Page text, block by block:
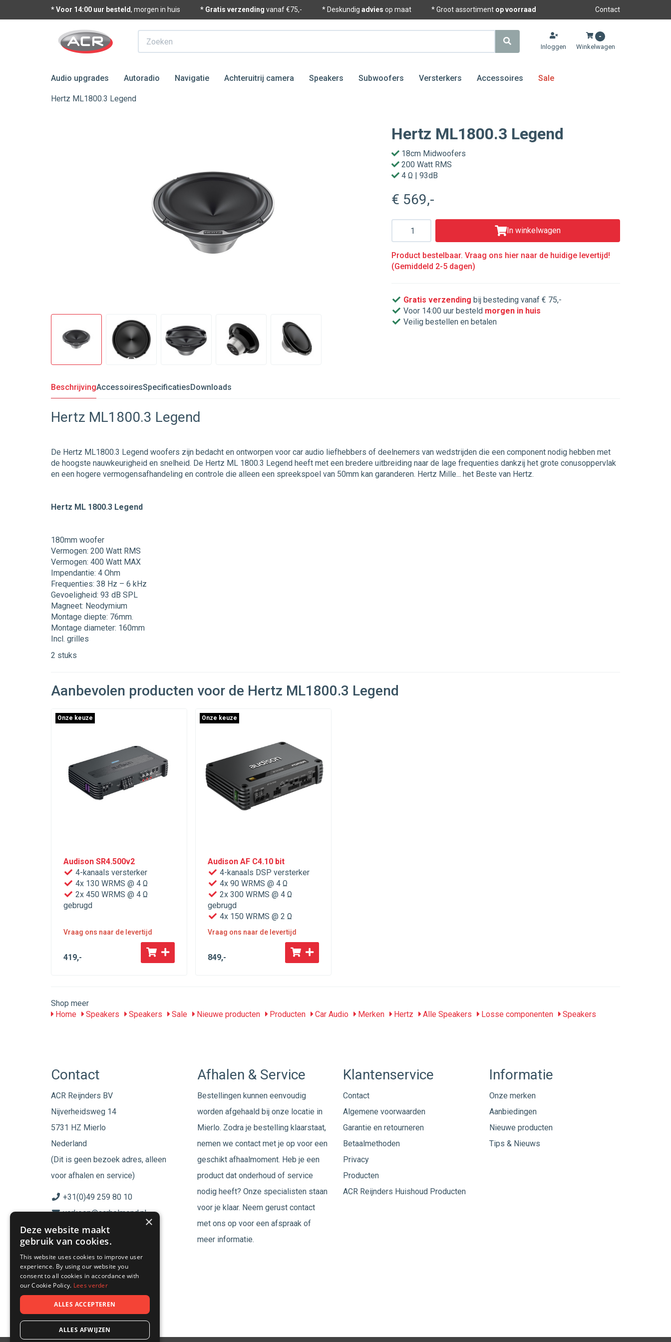
* Voor 14:00 uur besteld, morgen in huis * Gratis verzending vanaf €75,- * Deskundig advies op maat * Groot assortiment op voorraad Contact
Zoeken
Inloggen
-
Winkelwagen
Audio upgrades Autoradio Navigatie Achteruitrij camera Speakers Subwoofers Versterkers Accessoires Sale
Hertz ML1800.3 Legend
Hertz ML1800.3 Legend
18cm Midwoofers
200 Watt RMS
4 Ω | 93dB
€ 569,-
Aantal
In winkelwagen
Product bestelbaar. Vraag ons hier naar de huidige levertijd!
(Gemiddeld 2-5 dagen)
Gratis verzending bij besteding vanaf € 75,-
Voor 14:00 uur besteld morgen in huis
Veilig bestellen en betalen
BeschrijvingAccessoiresSpecificatiesDownloads
Hertz ML1800.3 Legend
De Hertz ML1800.3 Legend woofers zijn bedacht en ontworpen voor car audio liefhebbers of deelnemers van wedstrijden die een component nodig hebben met
de hoogste nauwkeurigheid en snelheid. De Hertz ML 1800.3 Legend heeft met een bredere uitbreiding naar de lage frequenties dankzij het grote conusoppervlak
en een hogere vermogensafhandeling en controle die alleen een spreekspoel van 50mm kan garanderen. Hertz Mille... het Beste van Hertz.
Hertz ML 1800.3 Legend
180mm woofer
Vermogen: 200 Watt RMS
Vermogen: 400 Watt MAX
Impendantie: 4 Ohm
Frequenties: 38 Hz – 6 kHz
Gevoeligheid: 93 dB SPL
Magneet: Neodymium
Montage diepte: 76mm.
Montage diameter: 160mm
Incl. grilles
2 stuks
Aanbevolen producten voor de Hertz ML1800.3 Legend
Onze keuze
Audison SR4.500v2
4-kanaals versterker
4x 130 WRMS @ 4 Ω
2x 450 WRMS @ 4 Ω
gebrugd
Vraag ons naar de levertijd
419,-
Onze keuze
Audison AF C4.10 bit
4-kanaals DSP versterker
4x 90 WRMS @ 4 Ω
2x 300 WRMS @ 4 Ω
gebrugd
4x 150 WRMS @ 2 Ω
Vraag ons naar de levertijd
849,-
Shop meer
Home
Speakers Speakers Sale Nieuwe producten Producten Car Audio Merken Hertz Alle Speakers Losse componenten Speakers
Contact
ACR Reijnders BV
Nijverheidsweg 14
5731 HZ Mierlo
Nederland
(Dit is geen bezoek adres, alleen
voor afhalen en service)
+31(0)49 259 80 10
verkoop@acrhelmond.nl
KvK nummer: 17025674
Volg ons op
Afhalen & Service
Bestellingen kunnen eenvoudig
worden afgehaald bij onze locatie in
Mierlo. Zodra je bestelling klaarstaat,
nemen we contact met je op voor een
geschikt afhaalmoment. Heb je een
product dat onderhoud of service
nodig heeft? Onze specialisten staan
voor je klaar. Neem gerust contact
met ons op voor een afspraak of
meer informatie.
Klantenservice
Contact
Algemene voorwaarden
Garantie en retourneren
Betaalmethoden
Privacy
Producten
ACR Reijnders Huishoud Producten
Informatie
Onze merken
Aanbiedingen
Nieuwe producten
Tips & Nieuws
×
Deze website maakt
gebruik van cookies.
This website uses cookies to improve user
experience. By using our website you
consent to all cookies in accordance with
our Cookie Policy. Lees verder
ALLES ACCEPTEREN
ALLES AFWIJZEN